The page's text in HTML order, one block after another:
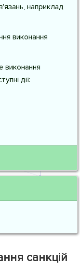
наприклад
виконання
виконання
дії:
санкцій